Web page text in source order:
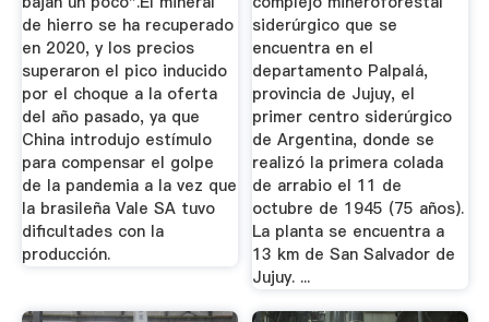
de hierro se ha recuperado
en 2020, y los precios
superaron el pico inducido
por el choque a la oferta
del año pasado, ya que
China introdujo estímulo
para compensar el golpe
de la pandemia a la vez que
la brasileña Vale SA tuvo
dificultades con la
producción.
siderúrgico que se
encuentra en el
departamento Palpalá,
provincia de Jujuy, el
primer centro siderúrgico
de Argentina, donde se
realizó la primera colada
de arrabio el 11 de
octubre de 1945 (75 años).
La planta se encuentra a
13 km de San Salvador de
Jujuy. ...